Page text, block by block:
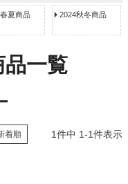
夏商品 2024秋冬商品
一覧
着順 1件中 1-1件表示